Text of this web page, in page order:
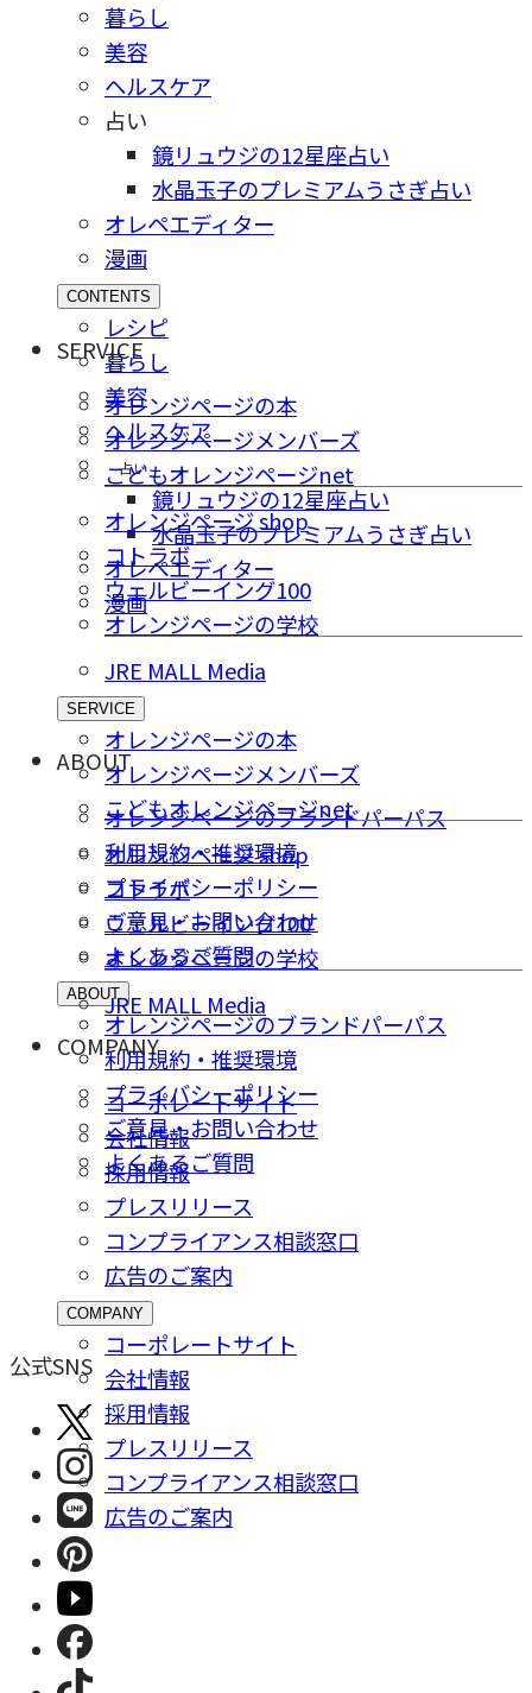
暮らし
美容
ヘルスケア
占い
鏡リュウジの12星座占い
水晶玉子のプレミアムうさぎ占い
オレペエディター
漫画
CONTENTS
レシピ
暮らし
美容
ヘルスケア
占い
鏡リュウジの12星座占い
水晶玉子のプレミアムうさぎ占い
オレペエディター
漫画
SERVICE
オレンジページの本
オレンジページメンバーズ
こどもオレンジページnet
オレンジページ shop
コトラボ
ウェルビーイング100
オレンジページの学校
JRE MALL Media
SERVICE
オレンジページの本
オレンジページメンバーズ
こどもオレンジページnet
オレンジページ shop
コトラボ
ウェルビーイング100
オレンジページの学校
JRE MALL Media
ABOUT
オレンジページのブランドパーパス
利用規約・推奨環境
プライバシーポリシー
ご意⾒・お問い合わせ
よくあるご質問
ABOUT
オレンジページのブランドパーパス
利用規約・推奨環境
プライバシーポリシー
ご意⾒・お問い合わせ
よくあるご質問
COMPANY
コーポレートサイト
会社情報
採⽤情報
プレスリリース
コンプライアンス相談窓⼝
広告のご案内
COMPANY
コーポレートサイト
会社情報
採⽤情報
プレスリリース
コンプライアンス相談窓⼝
広告のご案内
公式SNS